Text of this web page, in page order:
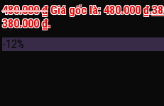
480.000₫ Giá gốc là: 480.000 ₫.
380.000 ₫.
-12%